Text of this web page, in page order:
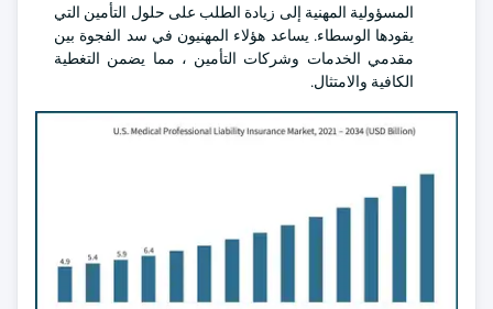
المسؤولية المهنية إلى زيادة الطلب على حلول التأمين التي
يقودها الوسطاء. يساعد هؤلاء المهنيون في سد الفجوة بين
مقدمي الخدمات وشركات التأمين ، مما يضمن التغطية
الكافية والامتثال.